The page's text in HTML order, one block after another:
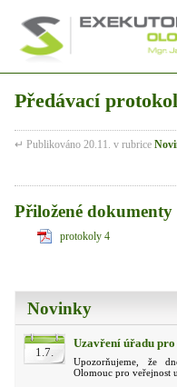
Novinky
1.7.
Uzavření úřadu
Upozorňujeme, že
Olomouc pro veřejnost
Předávací
↵ Publikováno 20.11. v rubrice
Přiložené dokumenty
protokoly 4